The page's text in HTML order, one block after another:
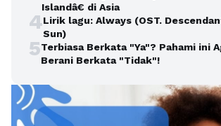
Islandâ€ di Asia
4Lirik lagu: Always (OST.
Sun)
5Terbiasa Berkata "Ya"? Pahami ini
Berani Berkata "Tidak"!